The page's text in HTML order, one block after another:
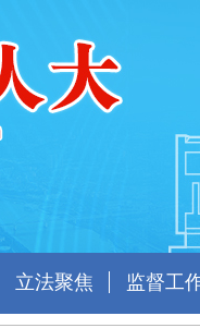
立法聚焦 监督工